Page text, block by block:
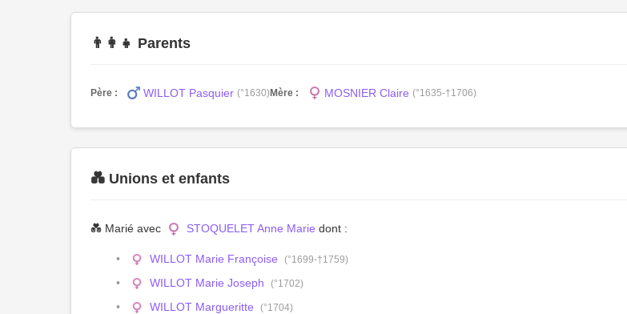
👨‍👩‍👧 Parents
Père : WILLOT Pasquier (°1630)Mère : MOSNIER Claire (°1635-†1706)
💑 Unions et enfants
💑 Marié avec STOQUELET Anne Marie dont :
WILLOT Marie Françoise (°1699-†1759)
WILLOT Marie Joseph (°1702)
WILLOT Margueritte (°1704)